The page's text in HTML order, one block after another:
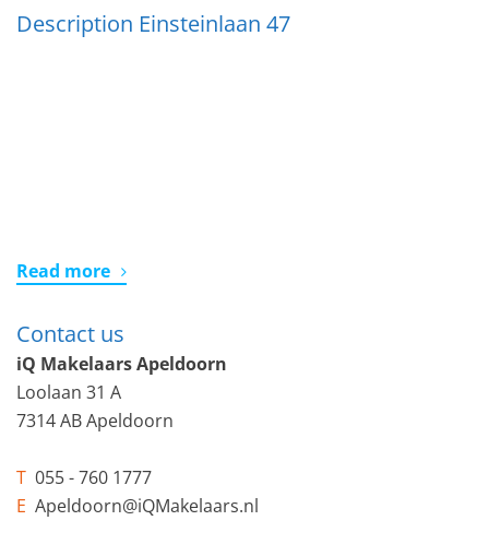
Description Einsteinlaan 47
Read more
Contact us
iQ Makelaars Apeldoorn
Loolaan 31 A
7314 AB Apeldoorn
T 055 - 760 1777
E Apeldoorn@iQMakelaars.nl